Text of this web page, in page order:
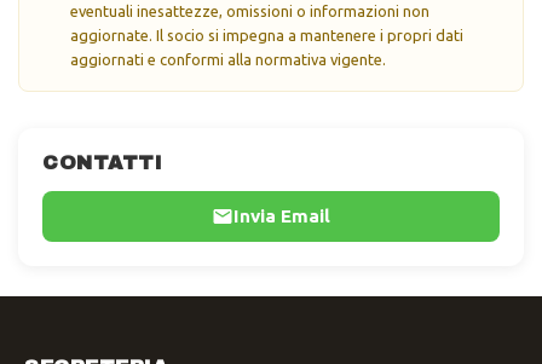
CONTATTI
Invia Email
eventuali inesattezze, omissioni o informazioni non
aggiornate. Il socio si impegna a mantenere i propri dati
aggiornati e conformi alla normativa vigente.